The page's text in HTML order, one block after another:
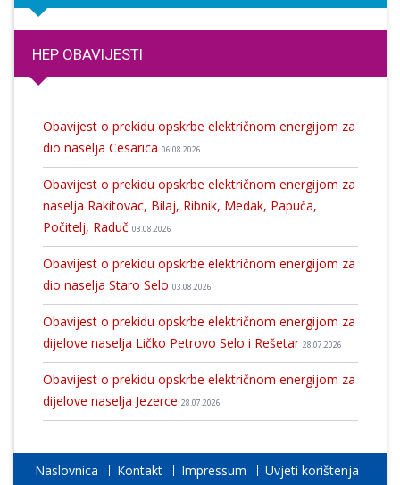
HEP OBAVIJESTI
Obavijest o prekidu opskrbe električnom energijom za
dio naselja Cesarica 06.08.2026
Obavijest o prekidu opskrbe električnom energijom za
naselja Rakitovac, Bilaj, Ribnik, Medak, Papuča,
Počitelj, Raduč 03.08.2026
Obavijest o prekidu opskrbe električnom energijom za
dio naselja Staro Selo 03.08.2026
Obavijest o prekidu opskrbe električnom energijom za
dijelove naselja Ličko Petrovo Selo i Rešetar 28.07.2026
Obavijest o prekidu opskrbe električnom energijom za
dijelove naselja Jezerce 28.07.2026
Naslovnica Kontakt Impressum Uvjeti korištenja